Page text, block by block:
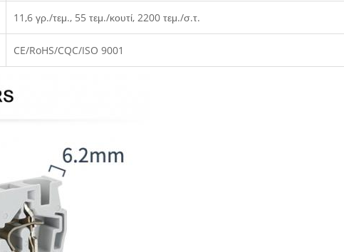
11,6 γρ./τεμ., 55 τεμ./κουτί, 2200 τεμ./σ.τ.
CE/RoHS/CQC/ISO 9001